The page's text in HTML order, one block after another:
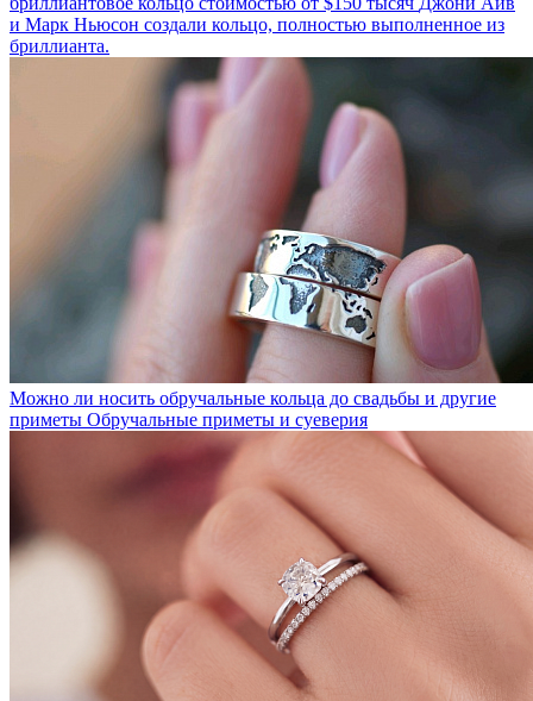
и Марк Ньюсон создали кольцо, полностью выполненное из
бриллианта.
Можно ли носить обручальные кольца до свадьбы и другие
приметы Обручальные приметы и суеверия